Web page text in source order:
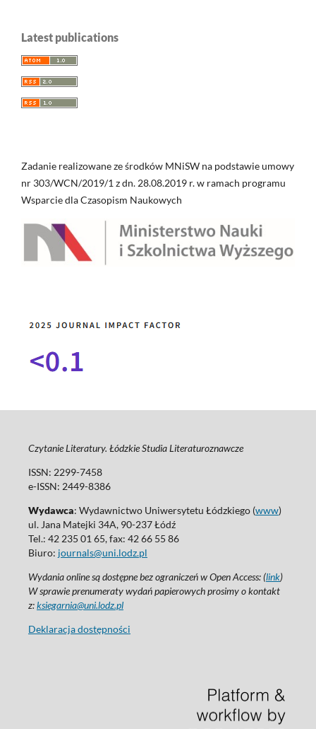
Latest publications
Zadanie realizowane ze środków MNiSW na podstawie umowy
nr 303/WCN/2019/1 z dn. 28.08.2019 r. w ramach programu
Wsparcie dla Czasopism Naukowych
Czytanie Literatury. Łódzkie Studia Literaturoznawcze
ISSN: 2299-7458
e-ISSN: 2449-8386
Wydawca: Wydawnictwo Uniwersytetu Łódzkiego (www)
ul. Jana Matejki 34A, 90-237 Łódź
Tel.: 42 235 01 65, fax: 42 66 55 86
Biuro: journals@uni.lodz.pl
Wydania online są dostępne bez ograniczeń w Open Access: (link)
W sprawie prenumeraty wydań papierowych prosimy o kontakt
z:ksiegarnia@uni.lodz.pl
Deklaracja dostępności